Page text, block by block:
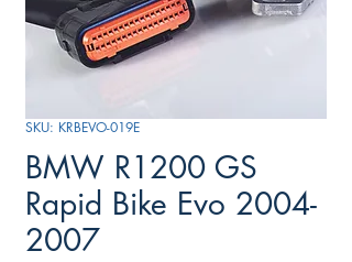
SKU: KRBEVO-019E
BMW R1200 GS
Rapid Bike Evo 2004-
2007